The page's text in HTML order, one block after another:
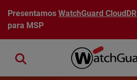
Pasar al contenido principal
PresentamosWatchGuard CloudDR
para MSP
Close search